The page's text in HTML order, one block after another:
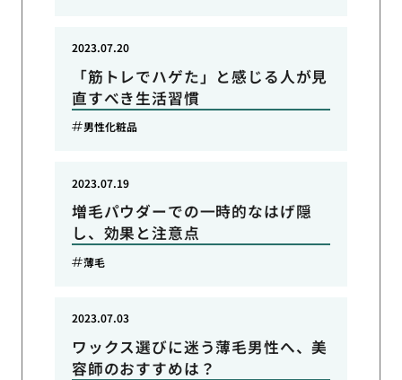
「筋トレでハゲた」と感じる人が見
直すべき生活習慣
2023.07.20
男性化粧品
増毛パウダーでの一時的なはげ隠
し、効果と注意点
2023.07.19
薄毛
ワックス選びに迷う薄毛男性へ、美
容師のおすすめは？
2023.07.03